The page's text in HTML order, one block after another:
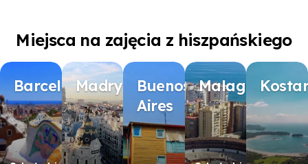
Miejsca na zajęcia z hiszpańskiego
BarcelonaMadryt
Buenos
Aires
Malaga